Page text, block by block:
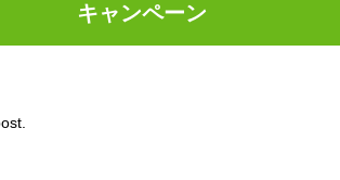
キャンペーン